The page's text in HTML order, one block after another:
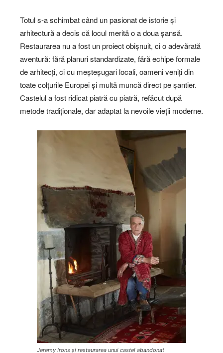
Totul s-a schimbat când un pasionat de istorie și
arhitectură a decis că locul merită o a doua șansă.
Restaurarea nu a fost un proiect obișnuit, ci o adevărată
aventură: fără planuri standardizate, fără echipe formale
de arhitecți, ci cu meșteșugari locali, oameni veniți din
toate colțurile Europei și multă muncă direct pe șantier.
Castelul a fost ridicat piatră cu piatră, refăcut după
metode tradiționale, dar adaptat la nevoile vieții moderne.
Jeremy Irons și restaurarea unui castel abandonat